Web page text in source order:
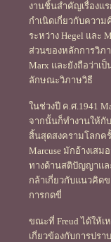
งานชิ้นสำคัญเรื่องแร
กำเนิดเกี่ยวกับควา
ระหว่าง Hegel และ
ส่วนของหลักการวิภ
Marx และยังถือว่าเ
ลักษณะวิภาษวิธี
ในช่วงปี ค.ศ.1941
จากนั้นก็ทำงานให้กั
สิ้นสุดสงครามโลกค
Marcuse มักอ้างเส
ทางด้านสติปัญญาแล
กล้าเกี่ยวกับแนวคิดข
การกดขี่
ขณะที่ Freud ได้ให้เ
เกี่ยวข้องกับการปร